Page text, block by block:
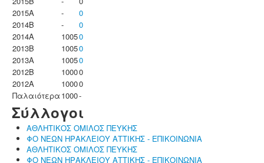
2015A
-
0
2014B
-
0
2014A
10050
2013B
10050
2013A
10050
2012B
10000
2012A
10000
Παλαιότερα 1000-
Σύλλογοι
ΑΘΛΗΤΙΚΟΣ ΟΜΙΛΟΣ ΠΕΥΚΗΣ
ΦΟ ΝΕΩΝ ΗΡΑΚΛΕΙΟΥ ΑΤΤΙΚΗΣ - ΕΠΙΚΟΙΝΩΝΙΑ
ΑΘΛΗΤΙΚΟΣ ΟΜΙΛΟΣ ΠΕΥΚΗΣ
ΦΟ ΝΕΩΝ ΗΡΑΚΛΕΙΟΥ ΑΤΤΙΚΗΣ - ΕΠΙΚΟΙΝΩΝΙΑ